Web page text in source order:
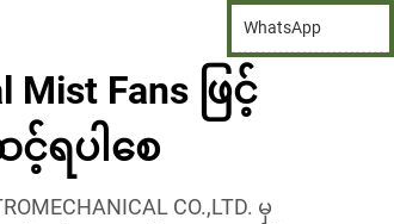
Fans ဖြင့်
ရပါစေ
CO.,LTD. မှ
WhatsApp